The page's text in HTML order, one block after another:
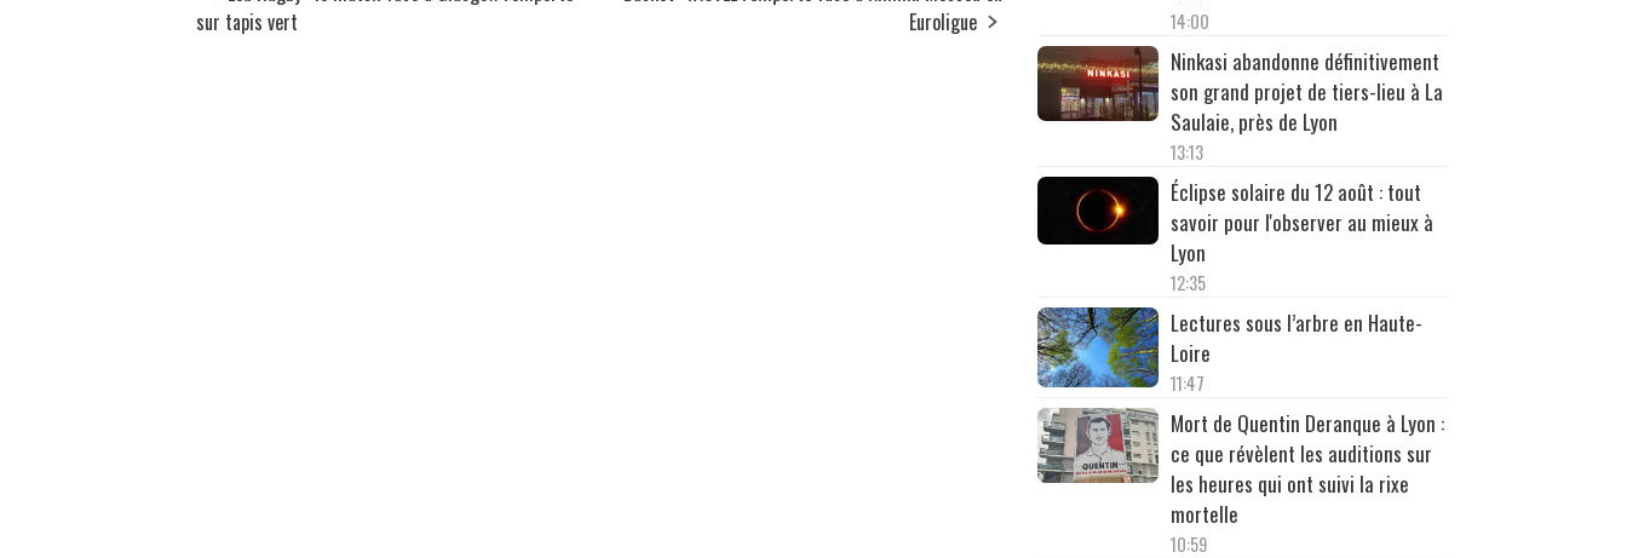
sur tapis vert
Euroligue
14:00
Ninkasi abandonne définitivement
son grand projet de tiers-lieu à La
Saulaie, près de Lyon
13:13
Éclipse solaire du 12 août : tout
savoir pour l'observer au mieux à
Lyon
12:35
Lectures sous l’arbre en Haute-
Loire
11:47
Mort de Quentin Deranque à Lyon :
ce que révèlent les auditions sur
les heures qui ont suivi la rixe
mortelle
10:59